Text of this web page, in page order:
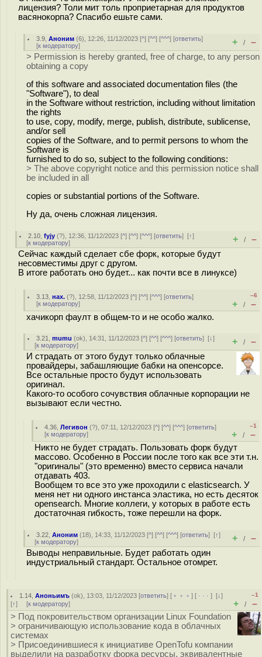
лицензия? Толи мит толь проприетарная для продуктов
васянокорпа? Спасибо ешьте сами.
3.9 ,Аноним (6), 12:26, 11/12/2023 [^] [^^] [^^^] [ответить]
[к модератору] + / –
> Permission is hereby granted, free of charge, to any person
obtaining a copy
of this software and associated documentation files (the
"Software"), to deal
in the Software without restriction, including without limitation
the rights
to use, copy, modify, merge, publish, distribute, sublicense,
and/or sell
copies of the Software, and to permit persons to whom the
Software is
furnished to do so, subject to the following conditions:
> The above copyright notice and this permission notice shall
be included in all
copies or substantial portions of the Software.
Ну да, очень сложная лицензия.
2.10 ,fyjy (?), 12:36, 11/12/2023 [^] [^^] [^^^] [ответить][↑]
[к модератору] + / –
Сейчас каждый сделает сбе форк, которые будут
несовместимы друг с другом.
В итоге работать оно будет... как почти все в линуксе)
3.13 ,нах. (?), 12:58, 11/12/2023 [^] [^^] [^^^] [ответить]
[к модератору]
–6
+ / –
хачикорп фаулт в общем-то и не особо жалко.
3.21 ,mumu (ok), 14:31, 11/12/2023 [^] [^^] [^^^] [ответить][↓]
[к модератору] + / –
И страдать от этого будут только облачные
провайдеры, забашляющие бабки на опенсорсе.
Все остальные просто будут использовать
оригинал.
Какого-то особого сочувствия облачные корпорации не
вызывают если честно.
4.36 ,Легивон (?), 07:11, 12/12/2023 [^] [^^] [^^^] [ответить]
[к модератору]
–1
+ / –
Никто не будет страдать. Пользовать форк будут
массово. Особенно в России после того как все эти т.н.
"оригиналы" (это временно) вместо сервиса начали
отдавать 403.
Вообщем то все это уже проходили с elasticsearch. У
меня нет ни одного инстанса эластика, но есть десяток
opensearch. Многие коллеги, у которых в работе есть
достаточная гибкость, тоже перешли на форк.
3.22 ,Аноним (18), 14:33, 11/12/2023 [^] [^^] [^^^] [ответить][↑]
[к модератору] + / –
Выводы неправильные. Будет работать один
индустриальный стандарт. Остальное отомрет.
1.14 ,Аноньимъ (ok), 13:03, 11/12/2023 [ответить] [ ﹢﹢﹢] [ · · ·][↓]
[↑] [к модератору]
–1
+ / –
> Под покровительством организации Linux Foundation
> ограничивающую использование кода в облачных
системах
> Присоединившиеся к инициативе OpenTofu компании
выделили на разработку форка ресурсы, эквивалентные